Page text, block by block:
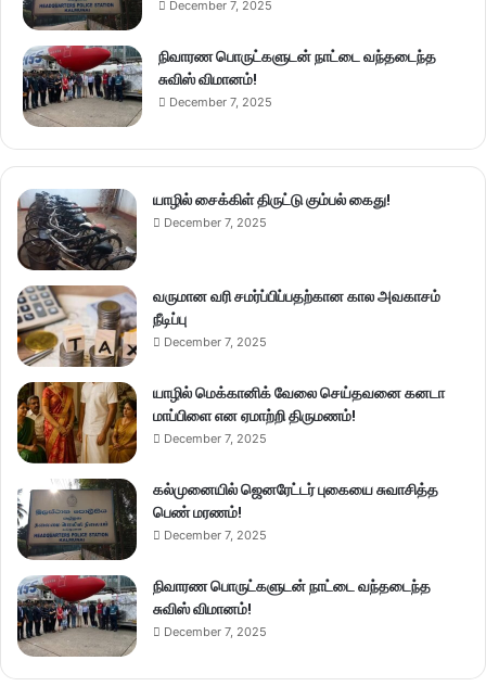
December 7, 2025
நிவாரண பொருட்களுடன் நாட்டை வந்தடைந்த
சுவிஸ் விமானம்!
December 7, 2025
யாழில் சைக்கிள் திருட்டு கும்பல் கைது!
December 7, 2025
வருமான வரி சமர்ப்பிப்பதற்கான கால அவகாசம்
நீடிப்பு
December 7, 2025
யாழில் மெக்கானிக் வேலை செய்தவனை கனடா
மாப்பிளை என ஏமாற்றி திருமணம்!
December 7, 2025
கல்முனையில் ஜெனரேட்டர் புகையை சுவாசித்த
பெண் மரணம்!
December 7, 2025
நிவாரண பொருட்களுடன் நாட்டை வந்தடைந்த
சுவிஸ் விமானம்!
December 7, 2025